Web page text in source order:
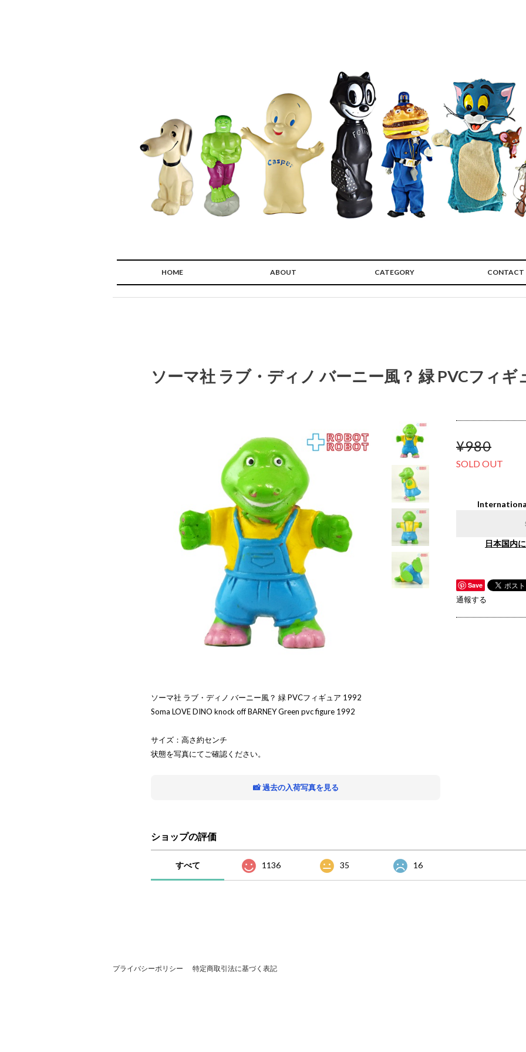
HOME ABOUT CATEGORY CONTACT
ソーマ社 ラブ・ディノ バーニー風？ 緑 PVCフィギ
ソーマ社 ラブ・ディノ バーニー風？ 緑 PVCフィギュア 1992
Soma LOVE DINO knock off BARNEY Green pvc figure 1992
サイズ：高さ約センチ
状態を写真にてご確認ください。
📸 過去の入荷写真を見る
¥980
SOLD OUT
日本国内
Save
通報する
ショップの評価
すべて 1136 35 16
プライバシーポリシー 特定商取引法に基づく表記